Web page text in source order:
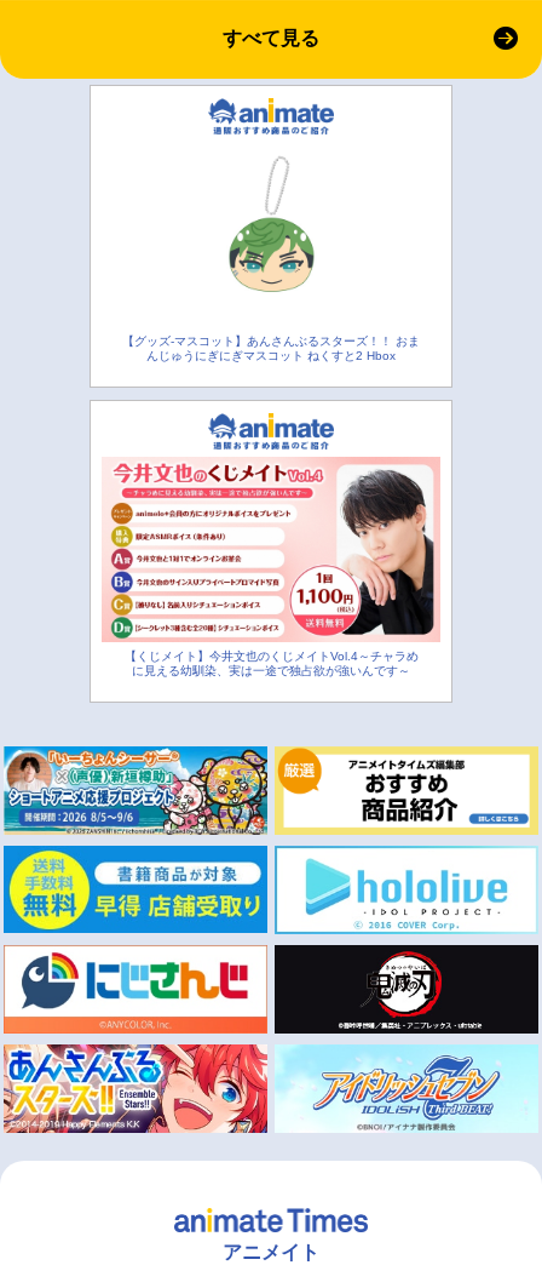
すべて見る
【グッズ-マスコット】あんさんぶるスターズ！！ おま
んじゅうにぎにぎマスコット ねくすと2 Hbox
【くじメイト】今井文也のくじメイトVol.4～チャラめ
に見える幼馴染、実は一途で独占欲が強いんです～
アニメイト